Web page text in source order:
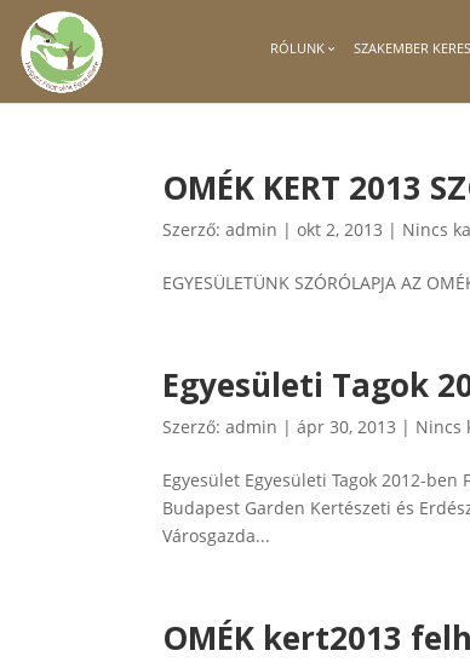
RÓLUNK SZAKEMBER
OMÉK KERT 2013
Szerző:admin |okt 2, 2013 | Nincs
EGYESÜLETÜNK SZÓRÓLAPJA AZ
Egyesületi Tagok
Szerző:admin |ápr 30, 2013 | Nincs
Egyesület Egyesületi Tagok 2012-
Budapest Garden Kertészeti és
Városgazda...
OMÉK kert2013